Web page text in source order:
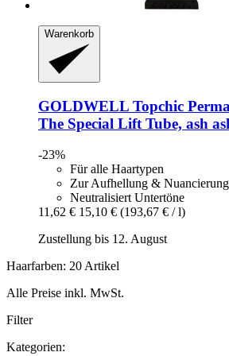
Warenkorb
GOLDWELL Topchic
The Special Lift Tube, ash
-23%
Für alle Haartypen
Zur Aufhellung & Nuancierung
Neutralisiert Untertöne
11,62 € 15,10 € (193,67 € / l)
Zustellung bis 12. August
Haarfarben: 20 Artikel
Alle Preise inkl. MwSt.
Filter
Kategorien: